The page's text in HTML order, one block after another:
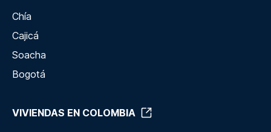
Chía
Cajicá
Soacha
Bogotá
VIVIENDAS EN COLOMBIA